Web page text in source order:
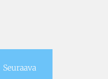
Seuraava